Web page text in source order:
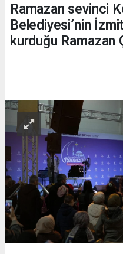
Ramazan sevinci
Belediyesi’nin
kurduğu Ramazan